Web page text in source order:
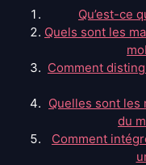
Qu’est-ce
Quels sont les
Comment
Quelles sont les
du
Comment